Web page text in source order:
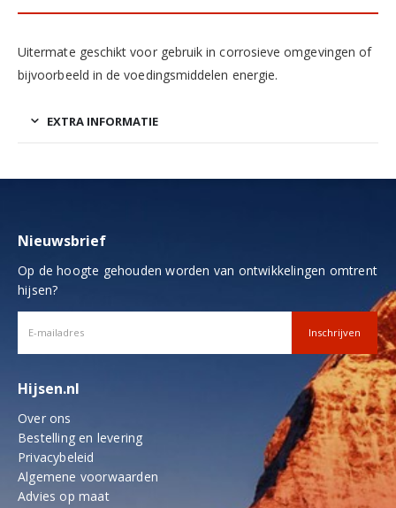
Uitermate geschikt voor gebruik in corrosieve omgevingen of
bijvoorbeeld in de voedingsmiddelen energie.
EXTRA INFORMATIE
Nieuwsbrief
Op de hoogte gehouden worden van ontwikkelingen omtrent
hijsen?
Hijsen.nl
Over ons
Bestelling en levering
Privacybeleid
Algemene voorwaarden
Advies op maat